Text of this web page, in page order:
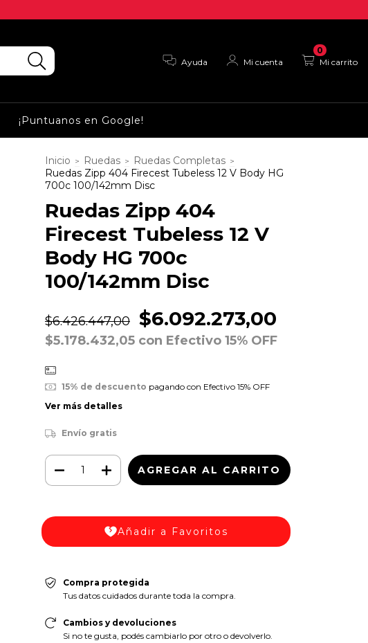
Ayuda Mi cuenta Mi carrito
0
¡Puntuanos en Google!
Inicio > Ruedas > Ruedas Completas >
Ruedas Zipp 404 Firecest Tubeless 12 V Body HG
700c 100/142mm Disc
Ruedas Zipp 404
Firecest Tubeless 12 V
Body HG 700c
100/142mm Disc
$6.426.447,00 $6.092.273,00
$5.178.432,05 con Efectivo 15% OFF
15% de descuento pagando con Efectivo 15% OFF
Ver más detalles
Envío gratis
Añadir a Favoritos
Compra protegida
Tus datos cuidados durante toda la compra.
Cambios y devoluciones
Si no te gusta, podés cambiarlo por otro o devolverlo.